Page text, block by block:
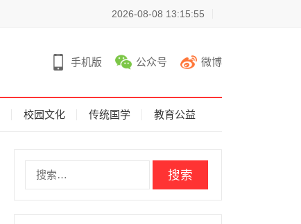
2026-08-08 13:15:55
手机版 公众号 微博
校园文化 传统国学 教育公益